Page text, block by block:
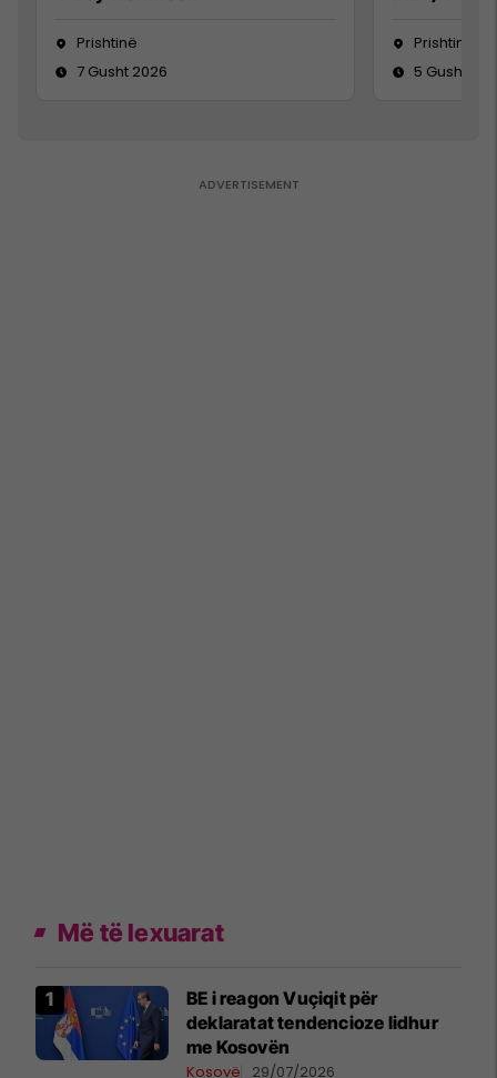
Prishtinë
7 Gusht 2026
Prishtinë
5 Gusht
Më të lexuarat
BE i reagon Vuçiqit për
deklaratat tendencioze lidhur
me Kosovën
Kosovë 29/07/2026